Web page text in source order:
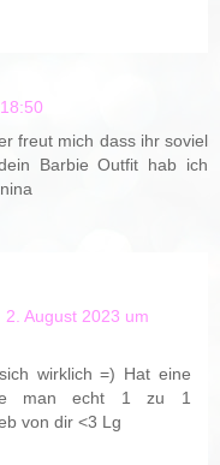
freut mich dass ihr soviel
Barbie Outfit hab ich
2. August 2023 um
wirklich =) Hat eine
man echt 1 zu 1
von dir <3 Lg